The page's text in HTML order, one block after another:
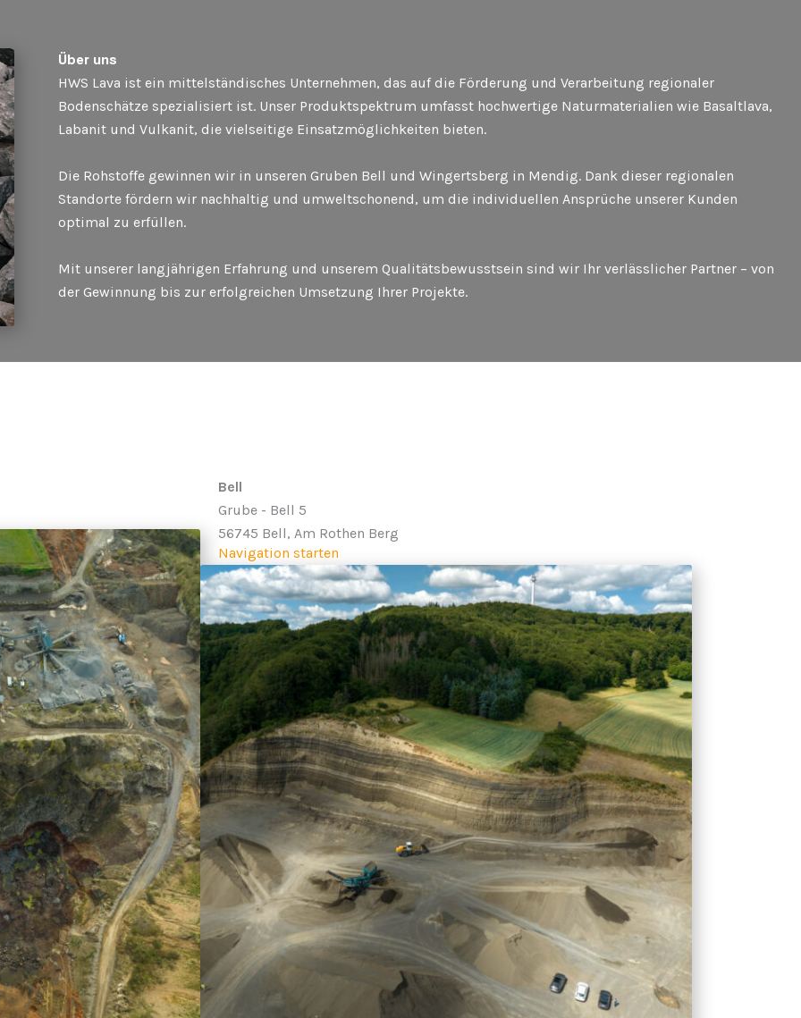
Über uns
HWS Lava ist ein mittelständisches Unternehmen, das auf die Förderung und Verarbeitung regionaler
Bodenschätze spezialisiert ist. Unser Produktspektrum umfasst hochwertige Naturmaterialien wie Basaltlava,
Labanit und Vulkanit, die vielseitige Einsatzmöglichkeiten bieten.
Die Rohstoffe gewinnen wir in unseren Gruben Bell und Wingertsberg in Mendig. Dank dieser regionalen
Standorte fördern wir nachhaltig und umweltschonend, um die individuellen Ansprüche unserer Kunden
optimal zu erfüllen.
Mit unserer langjährigen Erfahrung und unserem Qualitätsbewusstsein sind wir Ihr verlässlicher Partner – von
der Gewinnung bis zur erfolgreichen Umsetzung Ihrer Projekte.
Bell
Grube - Bell 5
56745 Bell, Am Rothen Berg
Navigation starten